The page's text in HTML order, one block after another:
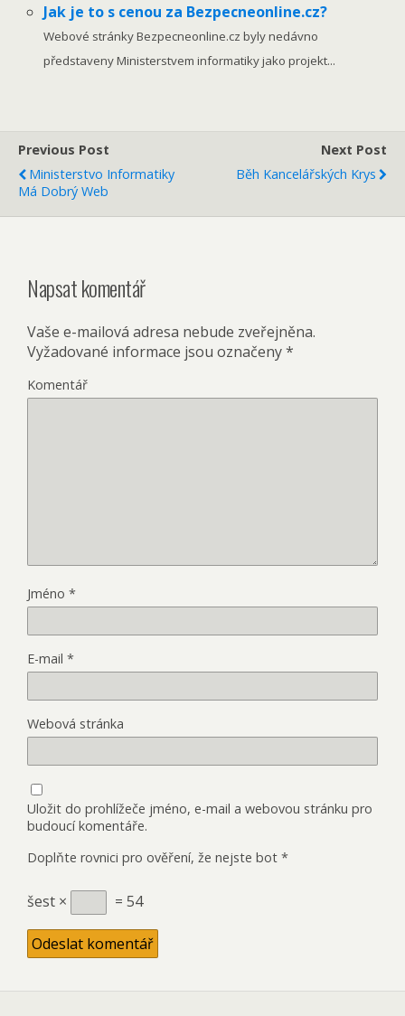
Jak je to s cenou za Bezpecneonline.cz?
Webové stránky Bezpecneonline.cz byly nedávno
představeny Ministerstvem informatiky jako projekt...
Previous Post
Ministerstvo Informatiky
Má Dobrý Web
Next Post
Běh Kancelářských Krys
Napsat komentář
Vaše e-mailová adresa nebude zveřejněna.
Vyžadované informace jsou označeny*
Komentář
Jméno *
E-mail *
Webová stránka
Uložit do prohlížeče jméno, e-mail a webovou stránku pro
budoucí komentáře.
Doplňte rovnici pro ověření, že nejste bot *
šest × = 54